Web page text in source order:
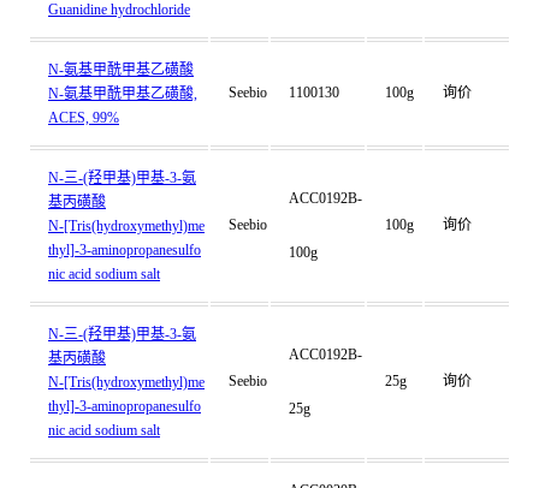
Guanidine hydrochloride
N-氨基甲酰甲基乙磺酸
N-氨基甲酰甲基乙磺酸,
ACES, 99%
Seebio 1100130 100g 询价
N-三-(羟甲基)甲基-3-氨
基丙磺酸
N-[Tris(hydroxymethyl)me
thyl]-3-aminopropanesulfo
nic acid sodium salt
Seebio
ACC0192B-
100g
100g 询价
N-三-(羟甲基)甲基-3-氨
基丙磺酸
N-[Tris(hydroxymethyl)me
thyl]-3-aminopropanesulfo
nic acid sodium salt
Seebio
ACC0192B-
25g
25g 询价